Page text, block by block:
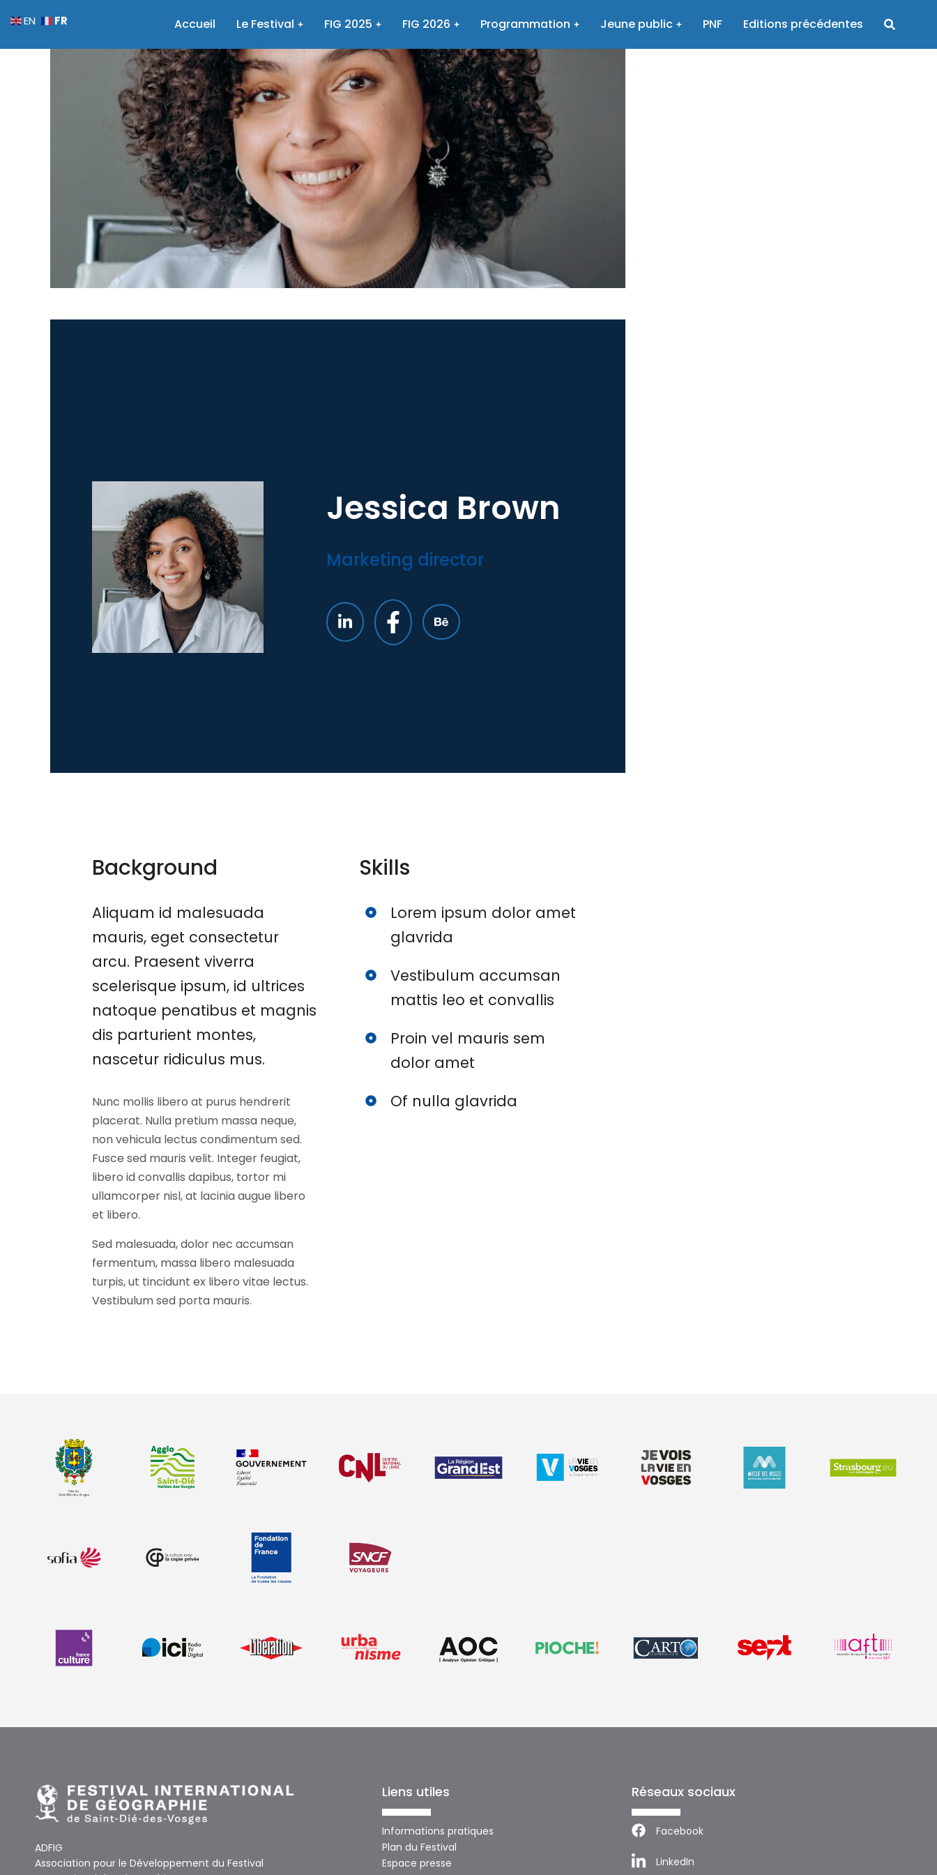
Accueil Le Festival FIG 2025 FIG 2026 Programmation Jeune public PNF Editions précédentes
Jessica Brown
Marketing director
Background
Aliquam id malesuada
mauris, eget consectetur
arcu. Praesent viverra
scelerisque ipsum, id ultrices
natoque penatibus et magnis
dis parturient montes,
nascetur ridiculus mus.
Nunc mollis libero at purus hendrerit
placerat. Nulla pretium massa neque,
non vehicula lectus condimentum sed.
Fusce sed mauris velit. Integer feugiat,
libero id convallis dapibus, tortor mi
ullamcorper nisl, at lacinia augue libero
et libero.
Sed malesuada, dolor nec accumsan
fermentum, massa libero malesuada
turpis, ut tincidunt ex libero vitae lectus.
Vestibulum sed porta mauris.
Skills
Lorem ipsum dolor amet
glavrida
Vestibulum accumsan
mattis leo et convallis
Proin vel mauris sem
dolor amet
Of nulla glavrida
ADFIG
Association pour le Développement du Festival
Liens utiles
Informations pratiques
Plan du Festival
Espace presse
Réseaux sociaux
Facebook
LinkedIn
EN FR